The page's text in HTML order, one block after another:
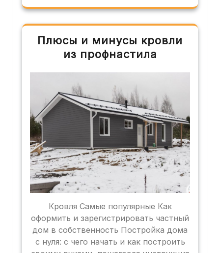
Плюсы и минусы кровли
из профнастила
Кровля Самые популярные Как
оформить и зарегистрировать частный
дом в собственность Постройка дома
с нуля: с чего начать и как построить